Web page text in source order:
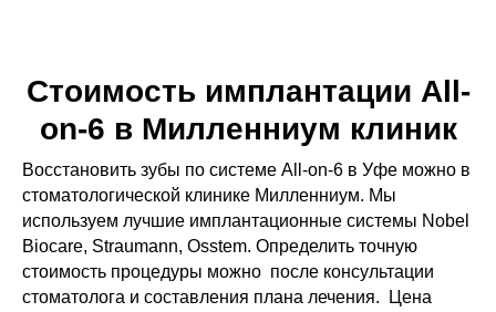
Стоимость имплантации All-
on-6 в Милленниум клиник
Восстановить зубы по системе All-on-6 в Уфе можно в
стоматологической клинике Милленниум. Мы
используем лучшие имплантационные системы Nobel
Biocare, Straumann, Osstem. Определить точную
стоимость процедуры можно после консультации
стоматолога и составления плана лечения. Цена